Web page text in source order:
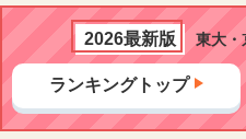
ト
2026最新版 東大・
ランキングトップ